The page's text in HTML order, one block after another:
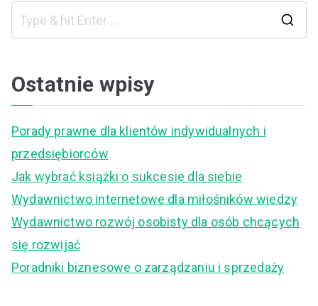
Ostatnie wpisy
Porady prawne dla klientów indywidualnych i
przedsiębiorców
Jak wybrać książki o sukcesie dla siebie
Wydawnictwo internetowe dla miłośników wiedzy
Wydawnictwo rozwój osobisty dla osób chcących
się rozwijać
Poradniki biznesowe o zarządzaniu i sprzedaży